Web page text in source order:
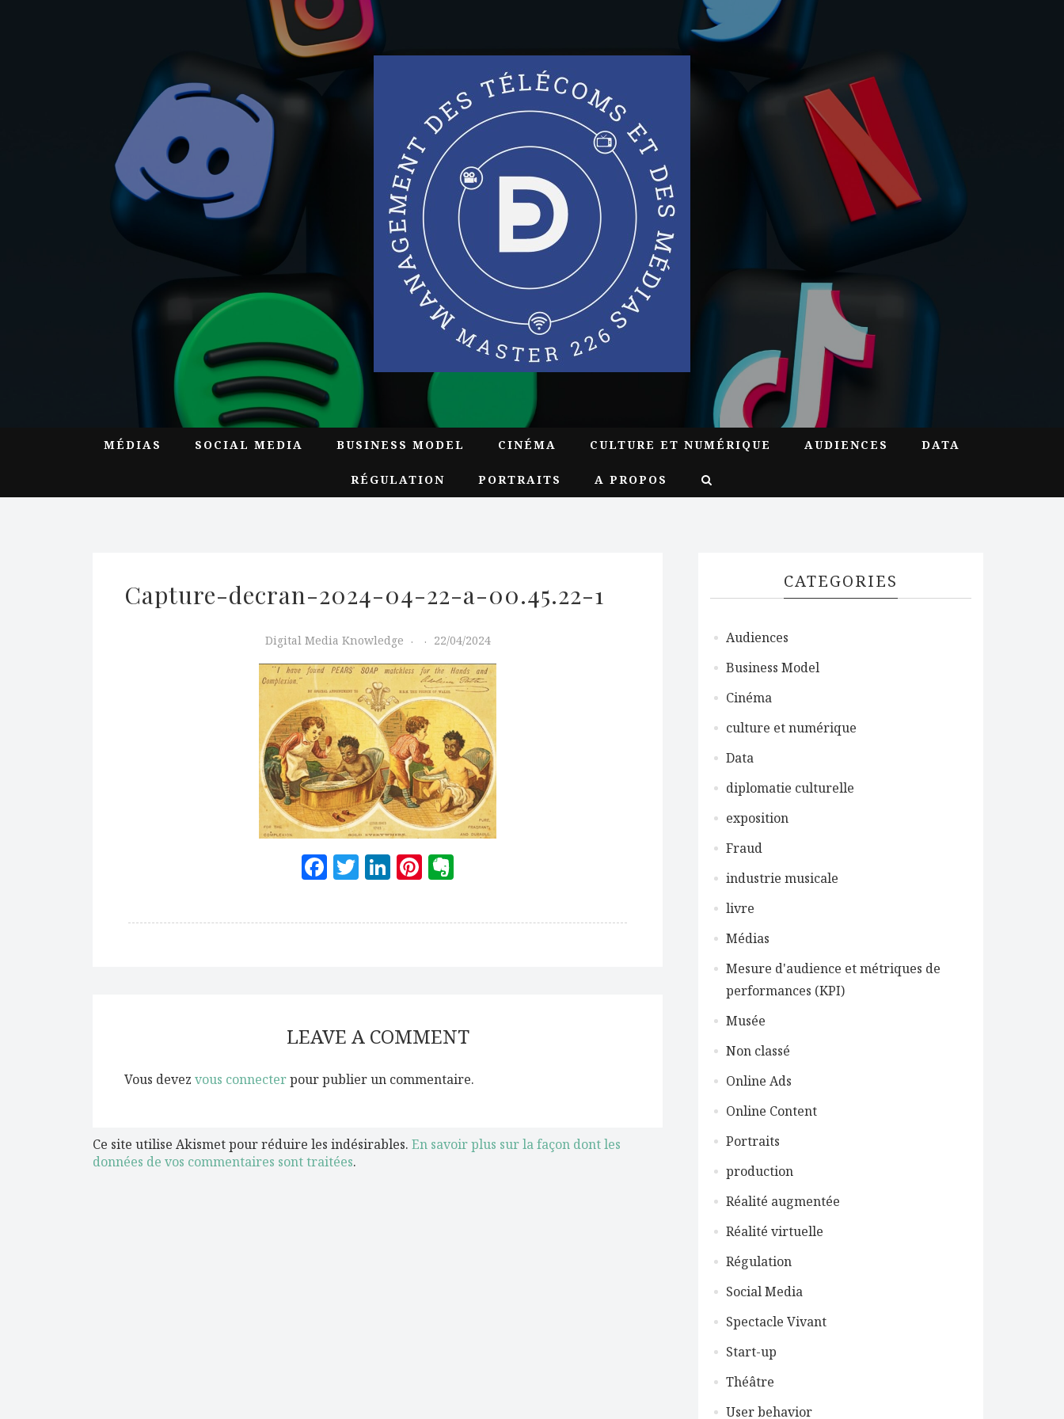
MÉDIAS SOCIAL MEDIA BUSINESS MODEL CINÉMA CULTURE ET NUMÉRIQUE AUDIENCES DATA
RÉGULATION PORTRAITS A PROPOS
Capture-decran-2024-04-22-a-00.45.22-1
Digital Media Knowledge 22/04/2024
Facebook
Twitter
LinkedIn
Pinterest
LEAVE A COMMENT
Vous devez vous connecterpour publier un commentaire.
Ce site utilise Akismet pour réduire les indésirables. En savoir plus sur la façon dont les
données de vos commentaires sont traitées.
CATEGORIES
Audiences
Business Model
Cinéma
culture et numérique
Data
diplomatie culturelle
exposition
Fraud
industrie musicale
livre
Médias
Mesure d'audience et métriques de
performances (KPI)
Musée
Non classé
Online Ads
Online Content
Portraits
production
Réalité augmentée
Réalité virtuelle
Régulation
Social Media
Spectacle Vivant
Start-up
Théâtre
User behavior